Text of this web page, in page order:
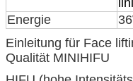
Energie
Einleitung für Face
Qualität MINIHIFU